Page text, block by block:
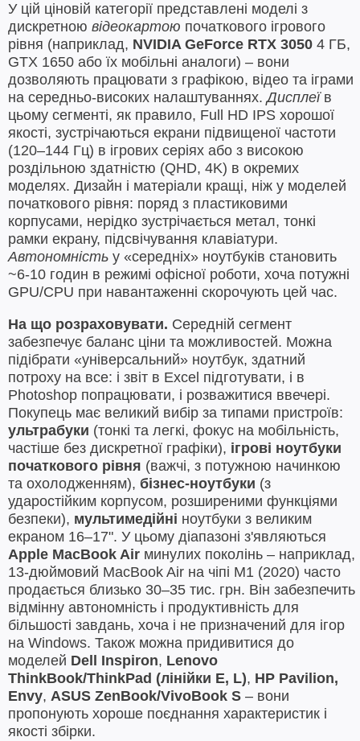
У цій ціновій категорії представлені моделі з
дискретною відеокартою початкового ігрового
рівня (наприклад, NVIDIA GeForce RTX 3050 4 ГБ,
GTX 1650 або їх мобільні аналоги) – вони
дозволяють працювати з графікою, відео та іграми
на середньо-високих налаштуваннях.Дисплеїв
цьому сегменті, як правило, Full HD IPS хорошої
якості, зустрічаються екрани підвищеної частоти
(120–144 Гц) в ігрових серіях або з високою
роздільною здатністю (QHD, 4K) в окремих
моделях. Дизайн і матеріали кращі, ніж у моделей
початкового рівня: поряд з пластиковими
корпусами, нерідко зустрічається метал, тонкі
рамки екрану, підсвічування клавіатури.
Автономність у «середніх» ноутбуків становить
~6-10 годин в режимі офісної роботи, хоча потужні
GPU/CPU при навантаженні скорочують цей час.
На що розраховувати. Середній сегмент
забезпечує баланс ціни та можливостей. Можна
підібрати «універсальний» ноутбук, здатний
потроху на все: і звіт в Excel підготувати, і в
Photoshop попрацювати, і розважитися ввечері.
Покупець має великий вибір за типами пристроїв:
ультрабуки (тонкі та легкі, фокус на мобільність,
частіше без дискретної графіки), ігрові ноутбуки
початкового рівня (важчі, з потужною начинкою
та охолодженням), бізнес-ноутбуки (з
ударостійким корпусом, розширеними функціями
безпеки), мультимедійні ноутбуки з великим
екраном 16–17". У цьому діапазоні з'являються
Apple MacBook Air минулих поколінь – наприклад,
13-дюймовий MacBook Air на чіпі M1 (2020) часто
продається близько 30–35 тис. грн. Він забезпечить
відмінну автономність і продуктивність для
більшості завдань, хоча і не призначений для ігор
на Windows. Також можна придивитися до
моделей Dell Inspiron, Lenovo
ThinkBook/ThinkPad (лінійки E, L), HP Pavilion,
Envy, ASUS ZenBook/VivoBook S – вони
пропонують хороше поєднання характеристик і
якості збірки.